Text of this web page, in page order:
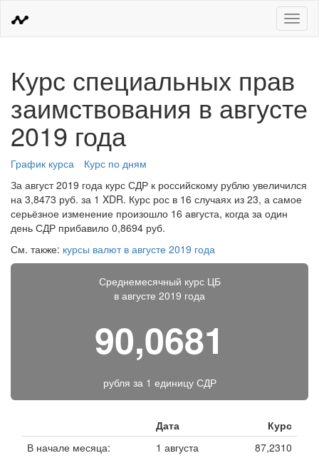
Меню
Курс специальных прав
заимствования в августе
2019 года
График курса
Курс по дням
За август 2019 года курс СДР к российскому рублю увеличился
на 3,8473 руб. за 1 XDR. Курс рос в 16 случаях из 23, а самое
серьёзное изменение произошло 16 августа, когда за один
день СДР прибавило 0,8694 руб.
См. также: курсы валют в августе 2019 года
Среднемесячный курс ЦБ
в августе 2019 года
90,0681
рубля за 1 единицу СДР
Дата
Курс
В начале месяца:
1 августа
87,2310